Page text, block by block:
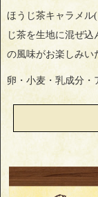
ほうじ茶キャラメル
じ茶を生地に混ぜ
の風味がお楽しみい
卵・小麦・乳成分・